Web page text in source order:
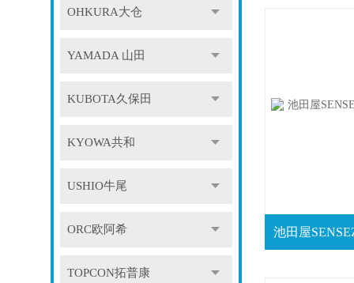
OHKURA大仓
YAMADA 山田
KUBOTA久保田
KYOWA共和
USHIO牛尾
ORC欧阿希
TOPCON拓普康